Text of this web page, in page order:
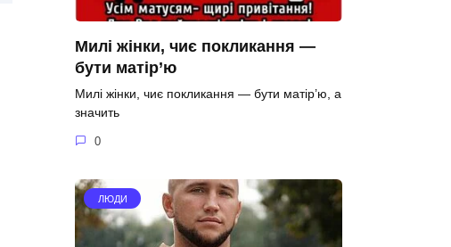
Милі жінки, чиє покликання —
бути матір’ю
Милі жінки, чиє покликання — бути матір’ю, а
значить
0
ЛЮДИ